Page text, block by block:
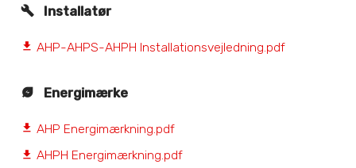
Installatør
file_download AHP-AHPS-AHPH Installationsvejledning.pdf
Energimærke
file_download AHP Energimærkning.pdf
file_download AHPH Energimærkning.pdf